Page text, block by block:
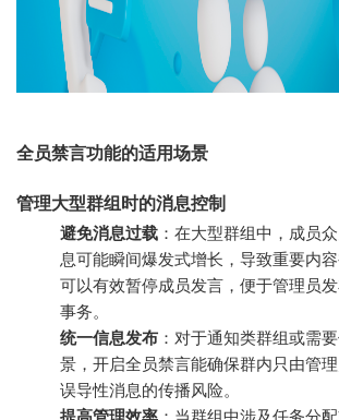
全员禁言功能的适用场景
管理大型群组时的消息控制
避免消息过载 ：在大型群组中，成员
息可能瞬间爆发式增长，导致重要内
可以有效暂停成员发言，便于管理员
事务。
统一信息发布 ：对于通知类群组或需
景，开启全员禁言能确保群内只由管
误导性消息的传播风险。
提高管理效率 ：当群组中涉及任务分